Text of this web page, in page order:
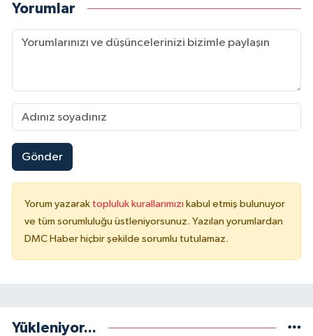
Yorumlar
Gönder
Yorum yazarak topluluk kurallarımızı kabul etmiş bulunuyor
ve tüm sorumluluğu üstleniyorsunuz. Yazılan yorumlardan
DMC Haber hiçbir şekilde sorumlu tutulamaz.
Yükleniyor...